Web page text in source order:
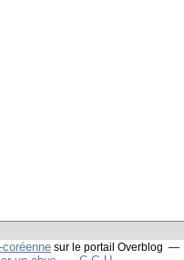
sur le portail Overblog